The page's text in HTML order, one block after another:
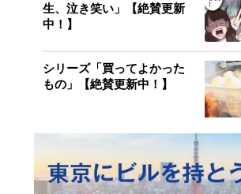
生、泣き笑い」【絶賛更新
中！】
シリーズ「買ってよかった
もの」【絶賛更新中！】